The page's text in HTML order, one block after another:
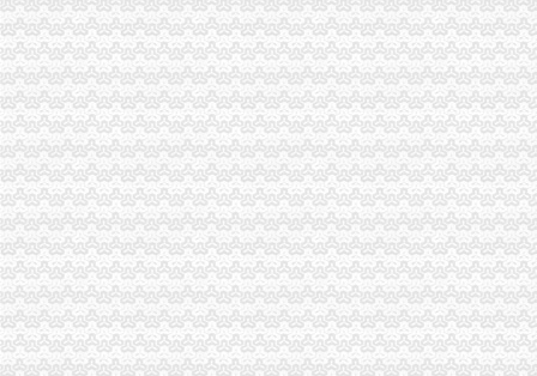
广州公司注销流程_广州公司注销费用_广州公司简易注销_广州注销公
赣州代办工商注册,公司注册代理,赣州公司注销流程【今日推荐网-
分公司营业执照注销
快捷晋江注销公司,价晋江注销公司营业执照—晋江市—快点8分类
呈贡县代办执照注销的公司|代办有限公司营业执照-代办执照_【公司注
北京公司怎么注销公司注销营业执照注销流程费用-民生广告网
重庆注销税务
甘南公司注册_甘南内资公司注册_甘南外资公司注册-甘南易登网
正青禾财务,专业的财务外包服务提供业的财务外包服务提供商常年财
【税务经理/主管,南宏邦汽贸集团招聘】-南赶集网
重庆注销分公司
涪陵分公司注销_重庆工商注册_重庆列表网
东方锆业和平分公司被批准注销-财经频道-金融界
太集团（）：拟注销控股子公司上海太重庆太实
重庆分公司注销